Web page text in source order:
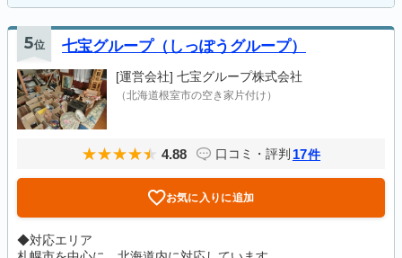
5位 七宝グループ（しっぽうグループ）
[運営会社] 七宝グループ株式会社
（北海道根室市の空き家片付け）
4.88 口コミ・評判 17件
お気に入りに追加
◆対応エリア